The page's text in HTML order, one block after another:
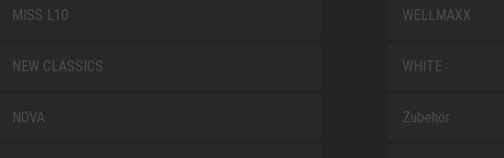
MISS L10
NEW CLASSICS
NOVA
WELLMAXX
WHITE
Zubehör